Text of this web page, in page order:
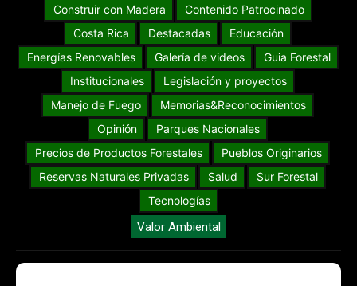
Construir con Madera
Contenido Patrocinado
Costa Rica
Destacadas
Educación
Energías Renovables
Galería de videos
Guia Forestal
Institucionales
Legislación y proyectos
Manejo de Fuego
Memorias&Reconocimientos
Opinión
Parques Nacionales
Precios de Productos Forestales
Pueblos Originarios
Reservas Naturales Privadas
Salud
Sur Forestal
Tecnologías
Valor Ambiental